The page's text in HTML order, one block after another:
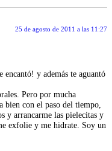
25 de agosto de 2011 a las 11:27
encantó! y además te aguantó
Pero por mucha
bien con el paso del tiempo,
y arrancarme las pielecitas y
exfolie y me hidrate. Soy un